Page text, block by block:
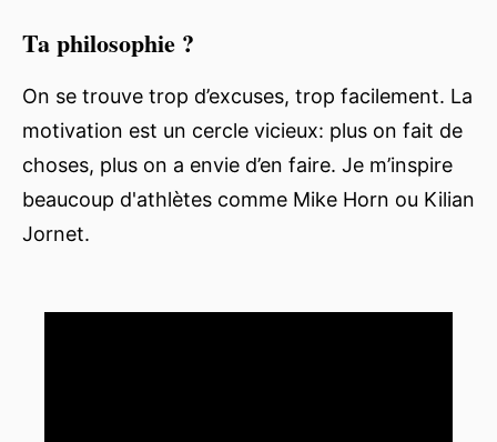
Ta philosophie ?
On se trouve trop d’excuses, trop facilement. La
motivation est un cercle vicieux: plus on fait de
choses, plus on a envie d’en faire. Je m’inspire
beaucoup d'athlètes comme Mike Horn ou Kilian
Jornet.